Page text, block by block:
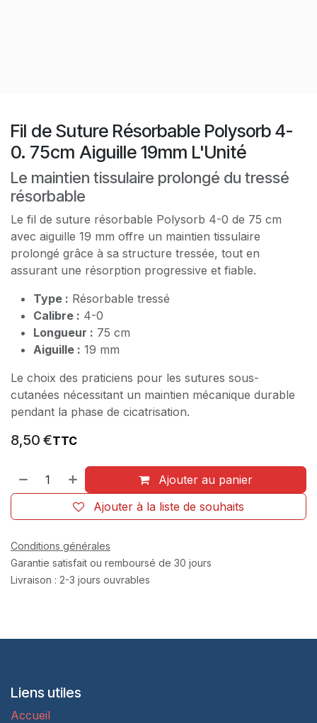
Fil de Suture Résorbable Polysorb 4-
0. 75cm Aiguille 19mm L'Unité
Le maintien tissulaire prolongé du tressé
résorbable
Le fil de suture résorbable Polysorb 4-0 de 75 cm
avec aiguille 19 mm offre un maintien tissulaire
prolongé grâce à sa structure tressée, tout en
assurant une résorption progressive et fiable.
Type : Résorbable tressé
Calibre : 4-0
Longueur : 75 cm
Aiguille : 19 mm
Le choix des praticiens pour les sutures sous-
cutanées nécessitant un maintien mécanique durable
pendant la phase de cicatrisation.
8,50 €TTC
Ajouter au panier
Ajouter à la liste de souhaits
Conditions générales
Garantie satisfait ou remboursé de 30 jours
Livraison : 2-3 jours ouvrables
Liens utiles
Accueil